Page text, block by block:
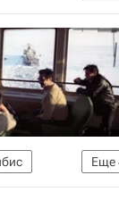
МЧС России (Министерство РФ по делам гражданской обороны, чрезвычайным ситуациям и ликвидации последствий стихийных бедствий)
Еще